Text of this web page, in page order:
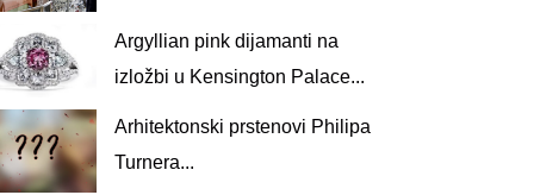
Argyllian pink dijamanti na
izložbi u Kensington Palace...
Arhitektonski prstenovi Philipa
Turnera...